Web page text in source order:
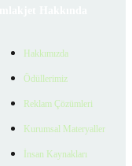
Hakkımızda
Ödüllerimiz
Reklam Çözümleri
Kurumsal Materyaller
İnsan Kaynakları